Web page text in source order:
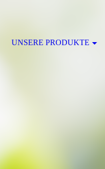
UNSERE PRODUKTE